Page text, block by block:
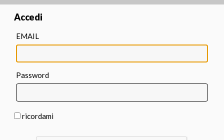
Accedi
EMAIL
Password
ricordami